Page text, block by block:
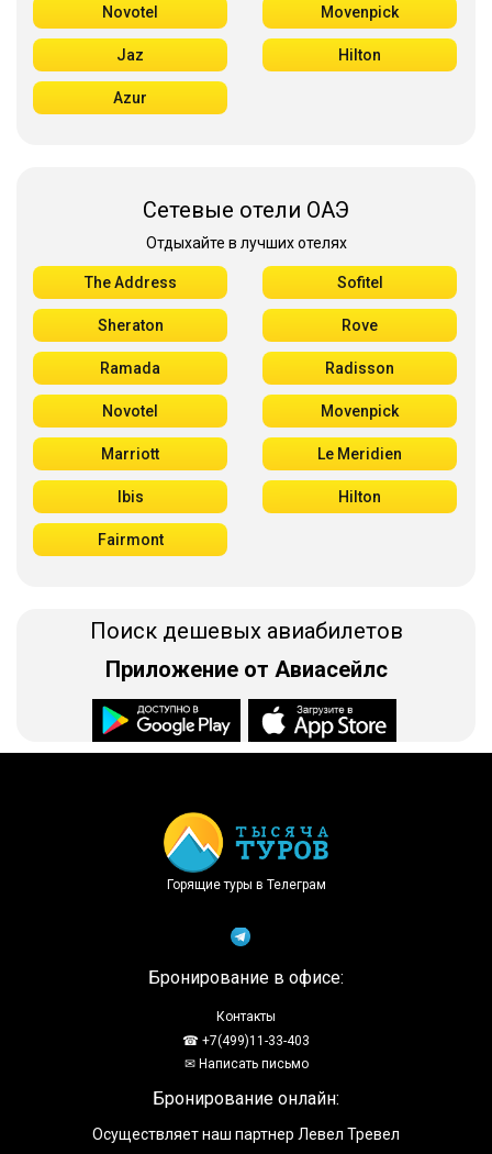
Novotel Movenpick
Jaz Hilton
Azur
Сетевые отели ОАЭ
Отдыхайте в лучших отелях
The Address Sofitel
Sheraton Rove
Ramada Radisson
Novotel Movenpick
Marriott Le Meridien
Ibis Hilton
Fairmont
Поиск дешевых авиабилетов
Приложение от Авиасейлс
Горящие туры в Телеграм
Бронирование в офисе:
Контакты
☎ +7(499)11-33-403
✉ Написать письмо
Бронирование онлайн:
Осуществляет наш партнер Левел Тревел